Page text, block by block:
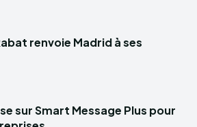
renvoie Madrid à ses
sur Smart Message Plus pour